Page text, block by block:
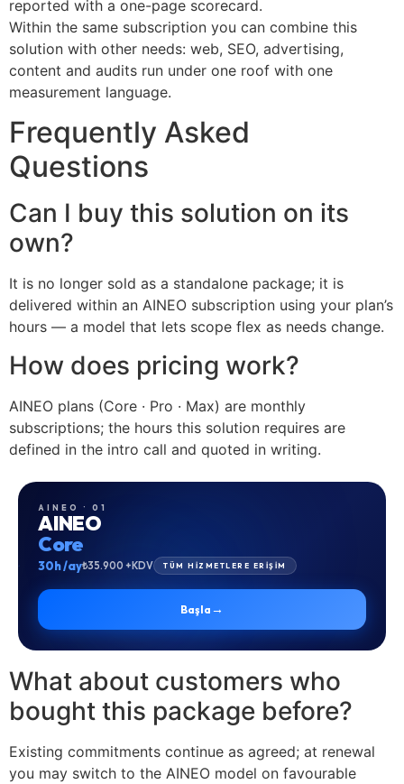
reported with a one-page scorecard.
Within the same subscription you can combine this
solution with other needs: web, SEO, advertising,
content and audits run under one roof with one
measurement language.
Frequently Asked
Questions
Can I buy this solution on its
own?
It is no longer sold as a standalone package; it is
delivered within an AINEO subscription using your plan’s
hours — a model that lets scope flex as needs change.
How does pricing work?
AINEO plans (Core · Pro · Max) are monthly
subscriptions; the hours this solution requires are
defined in the intro call and quoted in writing.
AINEO · 01
AINEO
Core
30h /ay₺35.900 +KDV TÜM HİZMETLERE ERİŞİM
Başla →
What about customers who
bought this package before?
Existing commitments continue as agreed; at renewal
you may switch to the AINEO model on favourable